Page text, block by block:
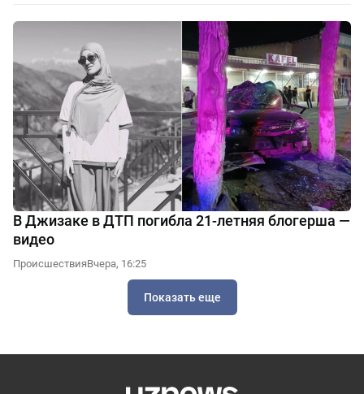
В Джизаке в ДТП погибла 21-летняя блогерша —
видео
ПроисшествияВчера, 16:25
Показать еще